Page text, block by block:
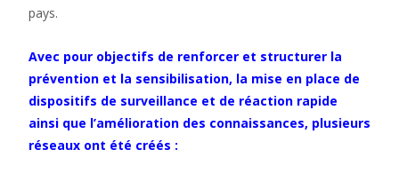
pays.
Avec pour objectifs de renforcer et structurer la
prévention et la sensibilisation, la mise en place de
dispositifs de surveillance et de réaction rapide
ainsi que l’amélioration des connaissances, plusieurs
réseaux ont été créés :